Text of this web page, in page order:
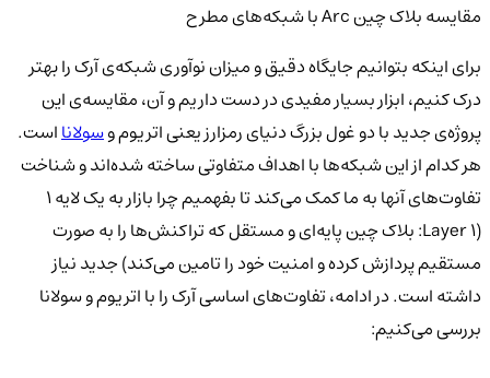
مقایسه بلاک چین Arc با شبکه‌های مطرح
برای اینکه بتوانیم جایگاه دقیق و میزان نوآوری شبکه‌ی آرک را بهتر
درک کنیم، ابزار بسیار مفیدی در دست داریم و آن، مقایسه‌ی این
پروژه‌ی جدید با دو غول بزرگ دنیای رمزارز یعنی اتریوم وسولانااست.
هر کدام از این شبکه‌ها با اهداف متفاوتی ساخته شده‌اند و شناخت
تفاوت‌های آنها به ما کمک می‌کند تا بفهمیم چرا بازار به یک لایه 1
(Layer 1: بلاک چین پایه‌ای و مستقل که تراکنش‌ها را به صورت
مستقیم پردازش کرده و امنیت خود را تامین می‌کند) جدید نیاز
داشته است. در ادامه، تفاوت‌های اساسی آرک را با اتریوم و سولانا
بررسی می‌کنیم: